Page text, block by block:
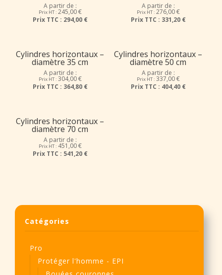
A partir de :
Prix HT : 245,00€
Prix TTC : 294,00 €
A partir de :
Prix HT : 276,00€
Prix TTC : 331,20 €
Cylindres horizontaux –
diamètre 35 cm
A partir de :
Prix HT : 304,00€
Prix TTC : 364,80 €
Cylindres horizontaux –
diamètre 50 cm
A partir de :
Prix HT : 337,00€
Prix TTC : 404,40 €
Cylindres horizontaux –
diamètre 70 cm
A partir de :
Prix HT : 451,00€
Prix TTC : 541,20 €
Catégories
Pro
Protéger l'homme - EPI